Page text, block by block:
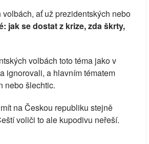
ať už prezidentských nebo
jak se dostat z krize, zda škrty,
volbách toto téma jako v
ignorovali, a hlavním tématem
nebo šlechtic.
na Českou republiku stejně
voliči to ale kupodivu neřeší.